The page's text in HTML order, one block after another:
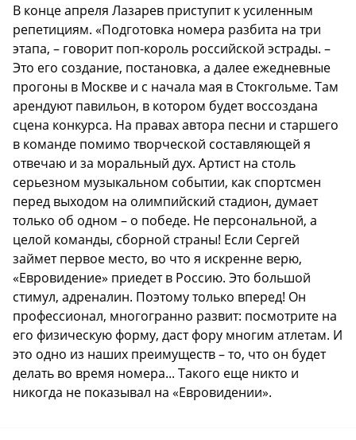
В конце апреля Лазарев приступит к усиленным
репетициям. «Подготовка номера разбита на три
этапа, – говорит поп-король российской эстрады. –
Это его создание, постановка, а далее ежедневные
прогоны в Москве и с начала мая в Стокгольме. Там
арендуют павильон, в котором будет воссоздана
сцена конкурса. На правах автора песни и старшего
в команде помимо творческой составляющей я
отвечаю и за моральный дух. Артист на столь
серьезном музыкальном событии, как спортсмен
перед выходом на олимпийский стадион, думает
только об одном – о победе. Не персональной, а
целой команды, сборной страны! Если Сергей
займет первое место, во что я искренне верю,
«Евровидение» приедет в Россию. Это большой
стимул, адреналин. Поэтому только вперед! Он
профессионал, многогранно развит: посмотрите на
его физическую форму, даст фору многим атлетам. И
это одно из наших преимуществ – то, что он будет
делать во время номера... Такого еще никто и
никогда не показывал на «Евровидении».